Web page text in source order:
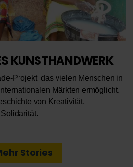
KUNSTHANDWERK
Projekt, das vielen Menschen in
Märkten ermöglicht.
von Kreativität,
Stories